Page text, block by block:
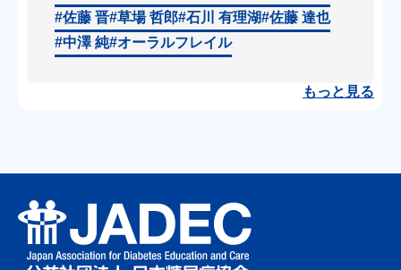
#佐藤 晋#草場 哲郎#石川 有理湖#佐藤 達也
#中澤 純#オーラルフレイル
もっと見る